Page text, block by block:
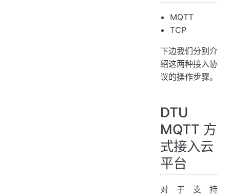
MQTT
TCP
下边我们分别介
绍这两种接入协
议的操作步骤。
DTU
MQTT 方
式接入云
平台
对于支持